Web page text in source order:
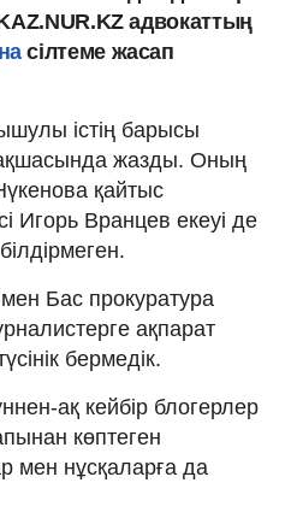
адвокаттың
сілтеме жасап
істің барысы
жазды. Оның
қайтыс
Игорь Вранцев екеуі де
мен Бас прокуратура
ақпарат
бермедік.
ақ кейбір блогерлер
көптеген
мен нұсқаларға да